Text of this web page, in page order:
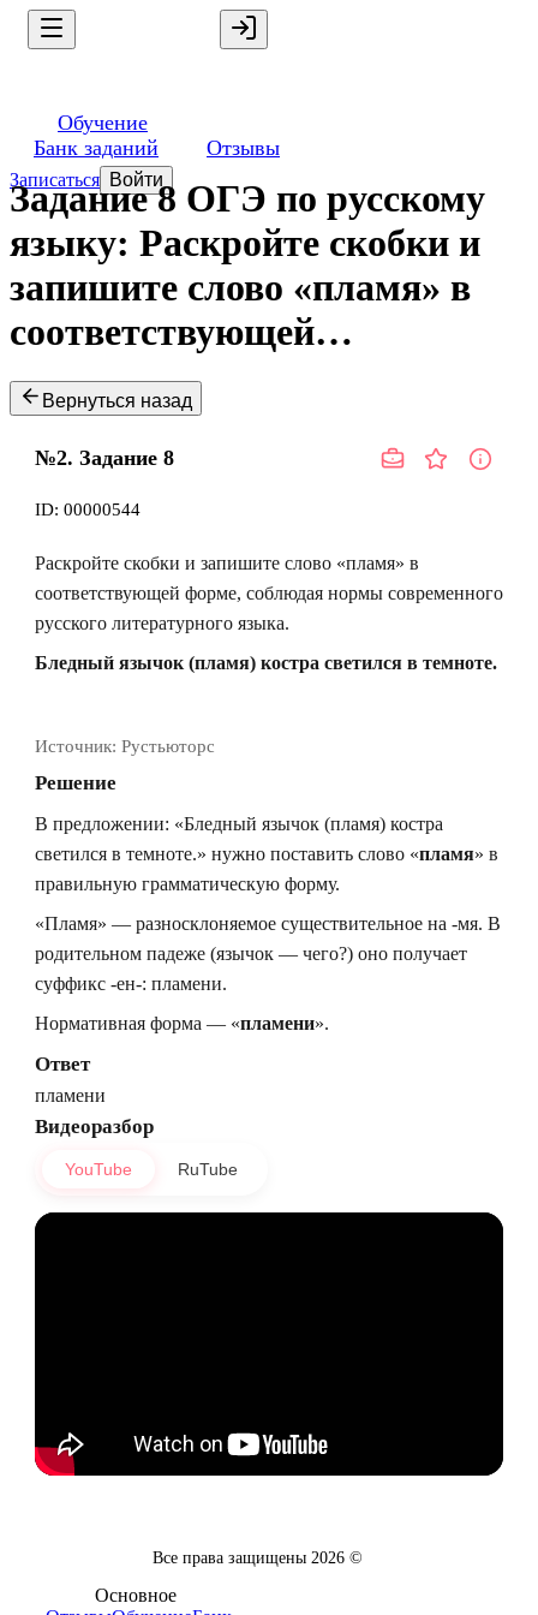
Обучение
Банк заданий
Отзывы
Записаться Войти
Задание 8 ОГЭ по русскому
языку: Раскройте скобки и
запишите слово «пламя» в
соответствующей…
Вернуться назад
№2. Задание 8
ID: 00000544
Раскройте скобки и запишите слово «пламя» в
соответствующей форме, соблюдая нормы современного
русского литературного языка.
Бледный язычок (пламя) костра светился в темноте.
Источник: Рустьюторс
Решение
В предложении: «Бледный язычок (пламя) костра
светился в темноте.» нужно поставить слово «пламя» в
правильную грамматическую форму.
«Пламя» — разносклоняемое существительное на -мя. В
родительном падеже (язычок — чего?) оно получает
суффикс -ен-: пламени.
Нормативная форма — «пламени».
Ответ
пламени
Видеоразбор
YouTube RuTube
Все права защищены2026 ©
Основное